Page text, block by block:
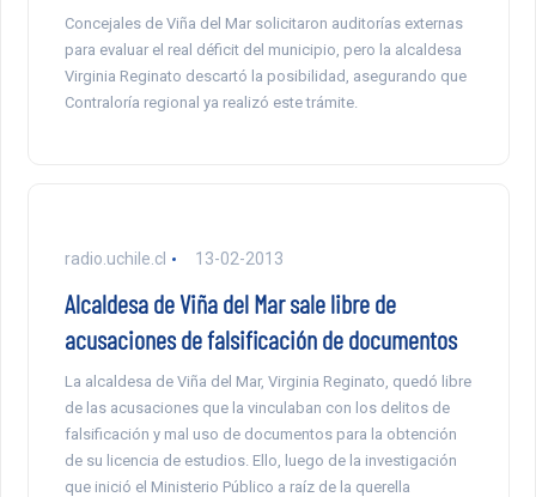
Concejales de Viña del Mar solicitaron auditorías externas
para evaluar el real déficit del municipio, pero la alcaldesa
Virginia Reginato descartó la posibilidad, asegurando que
Contraloría regional ya realizó este trámite.
radio.uchile.cl 13-02-2013
Alcaldesa de Viña del Mar sale libre de
acusaciones de falsificación de documentos
La alcaldesa de Viña del Mar, Virginia Reginato, quedó libre
de las acusaciones que la vinculaban con los delitos de
falsificación y mal uso de documentos para la obtención
de su licencia de estudios. Ello, luego de la investigación
que inició el Ministerio Público a raíz de la querella